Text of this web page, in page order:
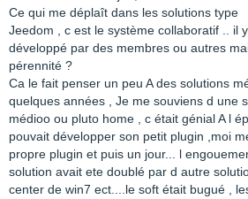
Ce qui me déplaît dans les solutions type
Jeedom , c est le système collaboratif .. il
développé par des membres ou autres
pérennité ?
Ca le fait penser un peu A des solutions
quelques années , Je me souviens d une
médioo ou pluto home , c était génial A l
pouvait développer son petit plugin ,moi
propre plugin et puis un jour... l
solution avait ete doublé par d autre
center de win7 ect....le soft était bugué ,